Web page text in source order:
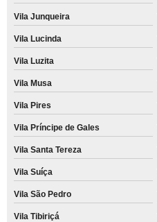
Vila Junqueira
Vila Lucinda
Vila Luzita
Vila Musa
Vila Pires
Vila Príncipe de Gales
Vila Santa Tereza
Vila Suíça
Vila São Pedro
Vila Tibiriçá